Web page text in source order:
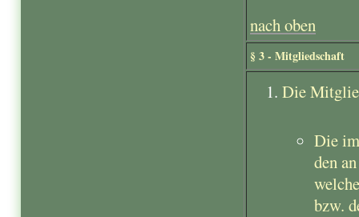
nach oben
§ 3 - Mitgliedschaft
Die
Die
den
bzw.